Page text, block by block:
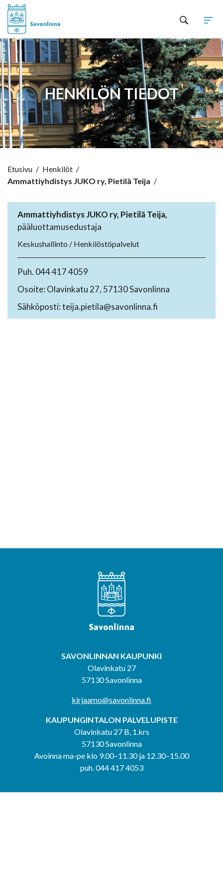
HENKILÖN TIEDOT
Etusivu / Henkilöt /
Ammattiyhdistys JUKO ry, Pietilä Teija /
Ammattiyhdistys JUKO ry, Pietilä Teija,
pääluottamusedustaja
Keskushallinto / Henkilöstöpalvelut
Puh. 044 417 4059
Osoite: Olavinkatu 27, 57130 Savonlinna
Sähköposti: teija.pietila@savonlinna.fi
SAVONLINNAN KAUPUNKI
Olavinkatu 27
57130 Savonlinna
kirjaamo@savonlinna.fi
KAUPUNGINTALON PALVELUPISTE
Olavinkatu 27 B, 1.krs
57130 Savonlinna
Avoinna ma-pe klo 9.00–11.30 ja 12.30–15.00
puh. 044 417 4053